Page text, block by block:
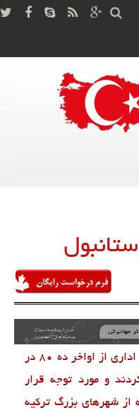
مراکز خرید و مجتمع های تجاری و اداری از اواخر ده 80 در
و مورد توجه قرار
از شهرهای بزرگ ترکیه